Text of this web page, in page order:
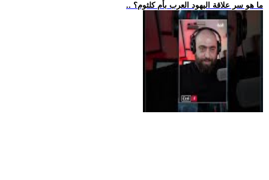
.. ما هو سر علاقة اليهود العرب بأم كلثوم؟